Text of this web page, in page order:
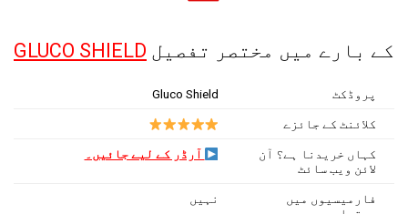
کے بارے میں مختصر تفصیل GLUCO SHIELD
پروڈکٹ Gluco Shield
کلائنٹ کے جائزے
کہاں خریدنا ہے؟ آن
لائن ویب سائٹ
آرڈر کے لیے جائیں۔
فارمیسیوں میں
نہیں